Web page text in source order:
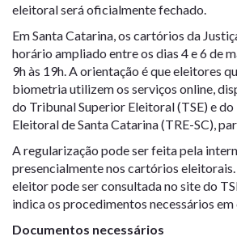
eleitoral será oficialmente fechado.
Em Santa Catarina, os cartórios da
horário ampliado entre os dias 4 e 6 de
9h às 19h. A orientação é que eleitores
biometria utilizem os serviços online,
do Tribunal Superior Eleitoral (TSE) e
Eleitoral de Santa Catarina (TRE-SC),
A regularização pode ser feita pela
presencialmente nos cartórios
eleitor pode ser consultada no site do
indica os procedimentos necessários em
Documentos necessários